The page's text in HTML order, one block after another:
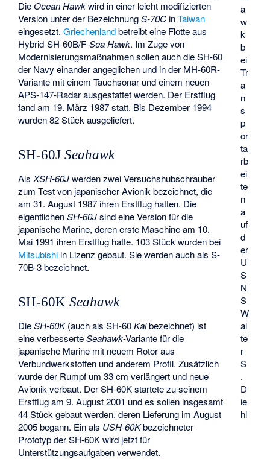
a
w
k
b
ei
Tr
a
n
s
p
or
ta
rb
ei
te
n
a
uf
d
er
U
S
N
S
W
al
te
r
S
.
D
ie
hl
DieOcean Hawkwird in einer leicht modifizierten
Version unter der BezeichnungS-70C inTaiwan
eingesetzt.Griechenlandbetreibt eine Flotte aus
Hybrid-SH-60B/F-Sea Hawk. Im Zuge von
Modernisierungsmaßnahmen sollen auch die SH-60
der Navy einander angeglichen und in der MH-60R-
Variante mit einem Tauchsonar und einem neuen
APS-147-Radar ausgestattet werden. Der Erstflug
fand am 19. März 1987 statt. Bis Dezember 1994
wurden 82 Stück ausgeliefert.
SH-60JSeahawk
AlsXSH-60Jwerden zwei Versuchshubschrauber
zum Test von japanischer Avionik bezeichnet, die
am 31. August 1987 ihren Erstflug hatten. Die
eigentlichenSH-60Jsind eine Version für die
japanische Marine, deren erste Maschine am 10.
Mai 1991 ihren Erstflug hatte. 103 Stück wurden bei
Mitsubishi in Lizenz gebaut. Sie werden auch als S-
70B-3 bezeichnet.
SH-60KSeahawk
DieSH-60K(auch als SH-60Kaibezeichnet) ist
eine verbesserteSeahawk-Variante für die
japanische Marine mit neuem Rotor aus
Verbundwerkstoffen und anderem Profil. Zusätzlich
wurde der Rumpf um 33 cm verlängert und neue
Avionik verbaut. Der SH-60K startete zu seinem
Erstflug am 9. August 2001 und es sollen insgesamt
44 Stück gebaut werden, deren Lieferung im August
2005 begann. Ein als USH-60Kbezeichneter
Prototyp der SH-60K wird jetzt für
Unterstützungsaufgaben verwendet.